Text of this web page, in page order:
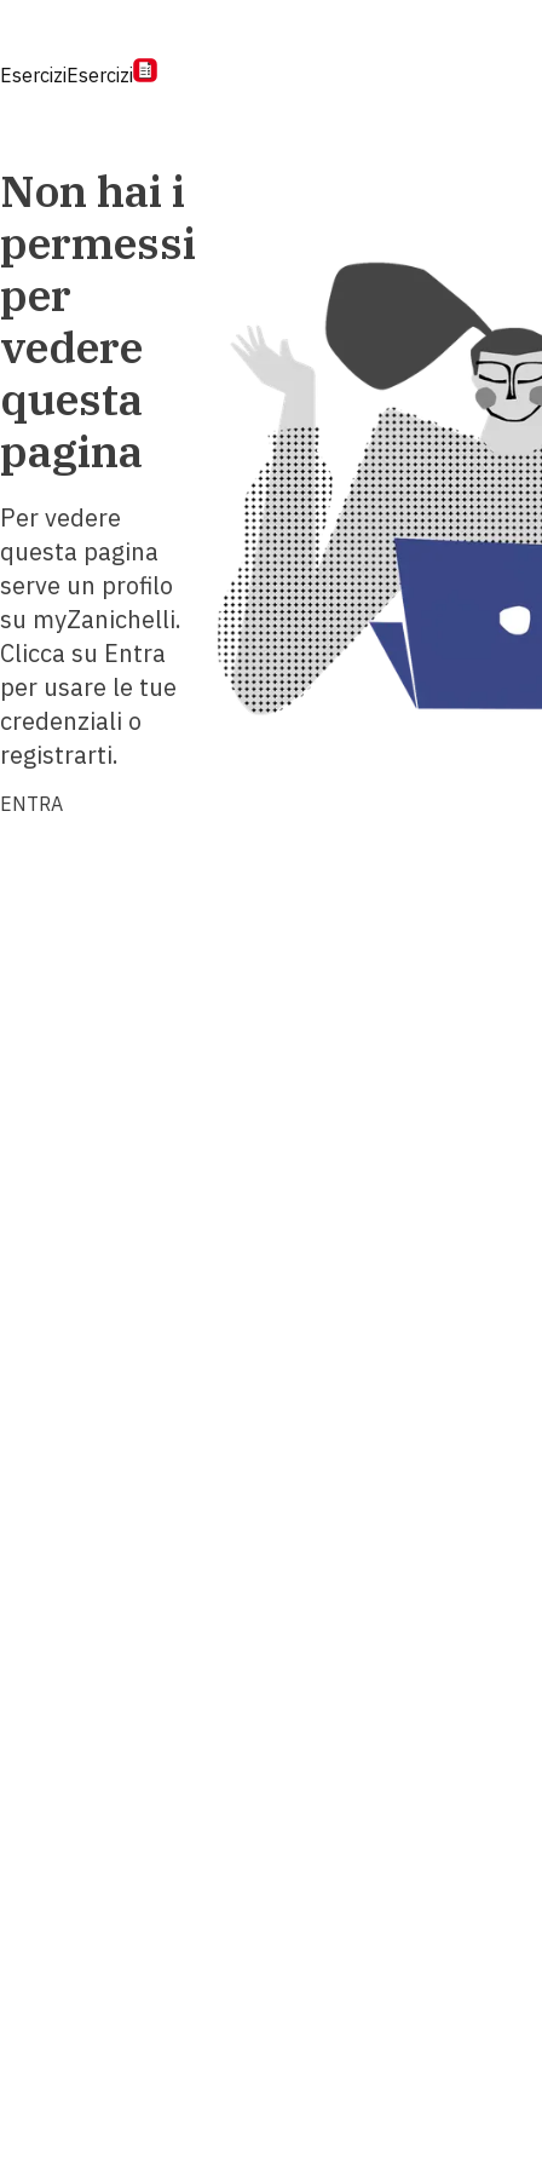
EserciziEsercizi
Non hai i
permessi
per
vedere
questa
pagina
Per vedere
questa pagina
serve un profilo
su myZanichelli.
Clicca su Entra
per usare le tue
credenziali o
registrarti.
ENTRA